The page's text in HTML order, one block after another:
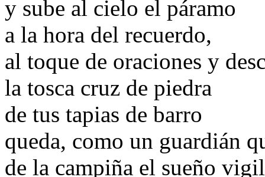
y sube al cielo el páramo
a la hora del recuerdo,
al toque de oraciones y
la tosca cruz de piedra
de tus tapias de barro
queda, como un guardián
de la campiña el sueño